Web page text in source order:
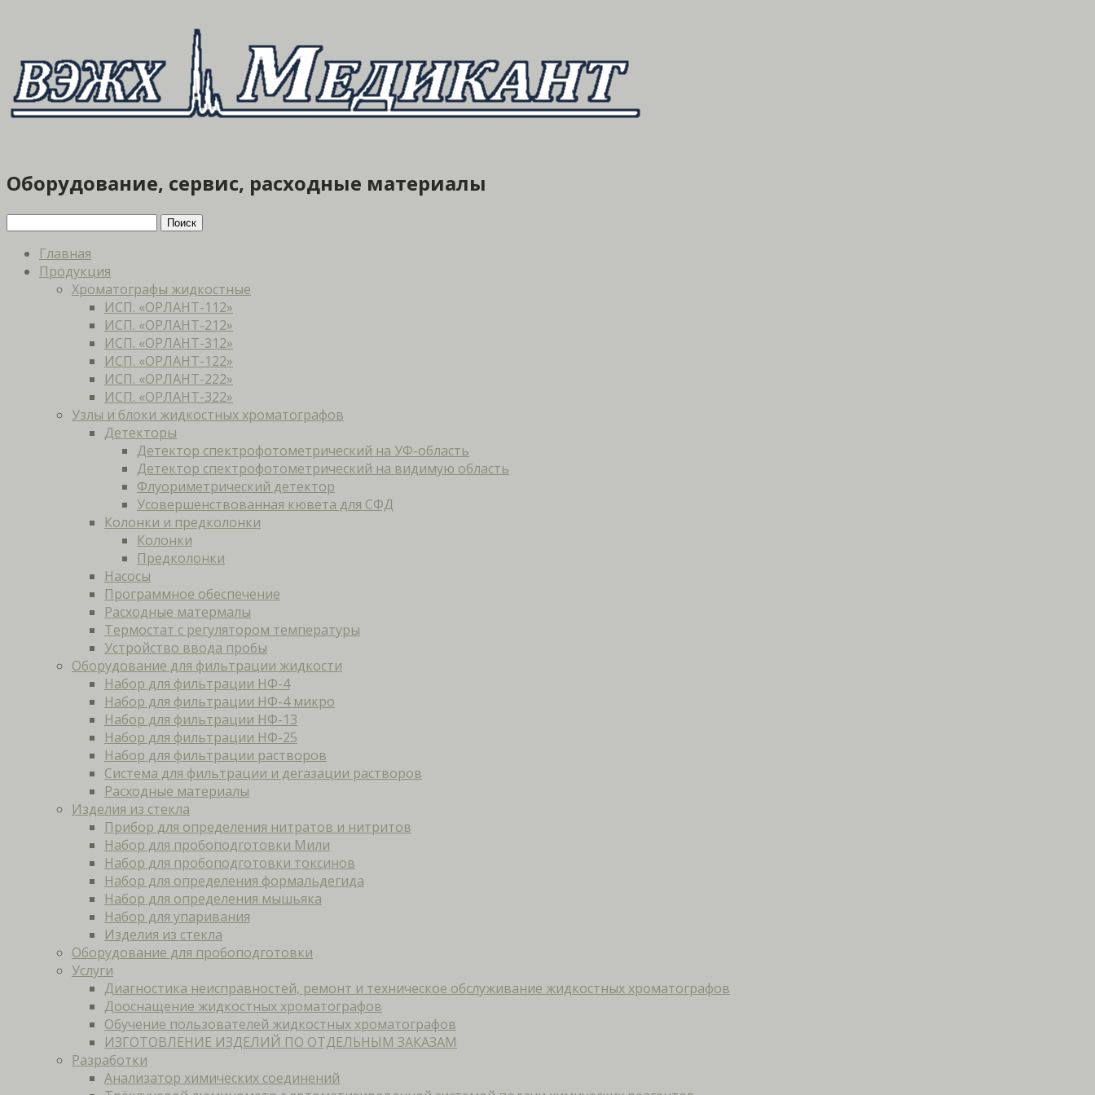
Оборудование, сервис, расходные материалы
Главная
Продукция
Хроматографы жидкостные
ИСП. «ОРЛАНТ-112»
ИСП. «ОРЛАНТ-212»
ИСП. «ОРЛАНТ-312»
ИСП. «ОРЛАНТ-122»
ИСП. «ОРЛАНТ-222»
ИСП. «ОРЛАНТ-322»
Узлы и блоки жидкостных хроматографов
Детекторы
Детектор спектрофотометрический на УФ-область
Детектор спектрофотометрический на видимую область
Флуориметрический детектор
Усовершенствованная кювета для СФД
Колонки и предколонки
Колонки
Предколонки
Насосы
Программное обеспечение
Расходные матермалы
Термостат с регулятором температуры
Устройство ввода пробы
Оборудование для фильтрации жидкости
Набор для фильтрации НФ-4
Набор для фильтрации НФ-4 микро
Набор для фильтрации НФ-13
Набор для фильтрации НФ-25
Набор для фильтрации растворов
Система для фильтрации и дегазации растворов
Расходные материалы
Изделия из стекла
Прибор для определения нитратов и нитритов
Набор для пробоподготовки Мили
Набор для пробоподготовки токсинов
Набор для определения формальдегида
Набор для определения мышьяка
Набор для упаривания
Изделия из стекла
Оборудование для пробоподготовки
Услуги
Диагностика неисправностей, ремонт и техническое обслуживание жидкостных хроматографов
Дооснащение жидкостных хроматографов
Обучение пользователей жидкостных хроматографов
ИЗГОТОВЛЕНИЕ ИЗДЕЛИЙ ПО ОТДЕЛЬНЫМ ЗАКАЗАМ
Разработки
Анализатор химических соединений